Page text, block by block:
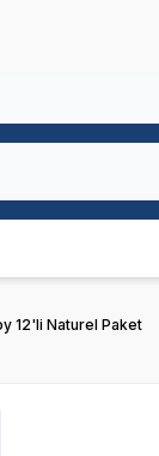
12'li Naturel Paket